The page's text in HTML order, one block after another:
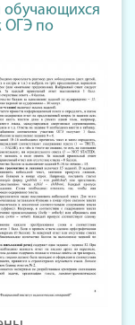
обучающихся
ОГЭ по